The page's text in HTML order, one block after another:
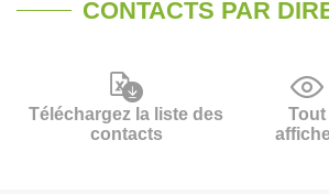
CONTACTS PAR
Téléchargez la liste des
contacts
Tout